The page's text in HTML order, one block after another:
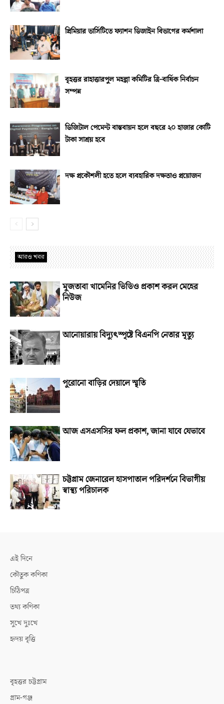
প্রিমিয়ার ভার্সিটিতে ফ্যাশন ডিজাইন বিভাগের কর্মশালা
বৃহত্তর রাহাত্তারপুল মহল্লা কমিটির ত্রি-বার্ষিক নির্বাচন
সম্পন্ন
ডিজিটাল পেমেন্ট বাস্তবায়ন হলে বছরে ২০ হাজার কোটি
টাকা সাশ্রয় হবে
দক্ষ প্রকৌশলী হতে হলে ব্যবহারিক দক্ষতাও প্রয়োজন
আরও খবর
মুজতাবা খামেনির ভিডিও প্রকাশ করল মেহের
নিউজ
আনোয়ারায় বিদ্যুৎস্পৃষ্টে বিএনপি নেতার মৃত্যু
পুরোনো বাড়ির দেয়ালে স্মৃতি
আজ এসএসসির ফল প্রকাশ, জানা যাবে যেভাবে
চট্টগ্রাম জেনারেল হাসপাতাল পরিদর্শনে বিভাগীয়
স্বাস্থ্য পরিচালক
এই দিনে
কৌতুক কণিকা
চিঠিপত্র
তথ্য কণিকা
সুখে দুঃখে
হৃদয় বৃত্তি
বৃহত্তর চট্টগ্রাম
গ্রাম-গঞ্জ